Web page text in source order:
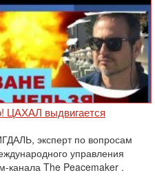
ЦАХАЛ выдвигается
эксперт по вопросам
управления
канала The Peacemaker .